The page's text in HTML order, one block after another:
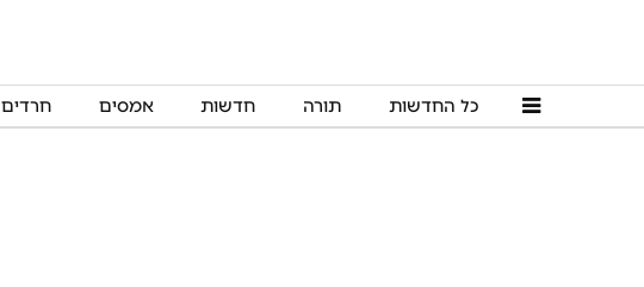
כל החדשות תורה חדשות אמסים חרדים